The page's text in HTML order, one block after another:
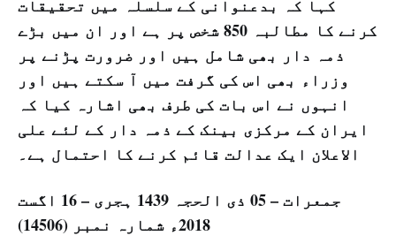
کہا کہ بدعنوانی کے سلسلہ میں تحقیقات
کرنے کا مطالبہ 850 شخص پر ہے اور ان میں بڑے
ذمہ دار بھی شامل ہیں اور ضرورت پڑنے پر
وزراء بھی اس کی گرفت میں آ سکتے ہیں اور
انہوں نے اس بات کی طرف بھی اشارہ کیا کہ
ایران کے مرکزی بینک کے ذمہ دار کے لئے علی
الاعلان ایک عدالت قائم کرنے کا احتمال ہے۔
جمعرات – 05 ذی الحجہ 1439 ہجری – 16 اگست
2018ء شمارہ نمبر (14506)